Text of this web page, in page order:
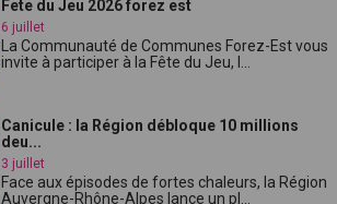
Fete du Jeu 2026 forez est
6 juillet
La Communauté de Communes Forez-Est vous
invite à participer à la Fête du Jeu, l...
Canicule : la Région débloque 10 millions
deu...
3 juillet
Face aux épisodes de fortes chaleurs, la Région
Auvergne-Rhône-Alpes lance un pl...